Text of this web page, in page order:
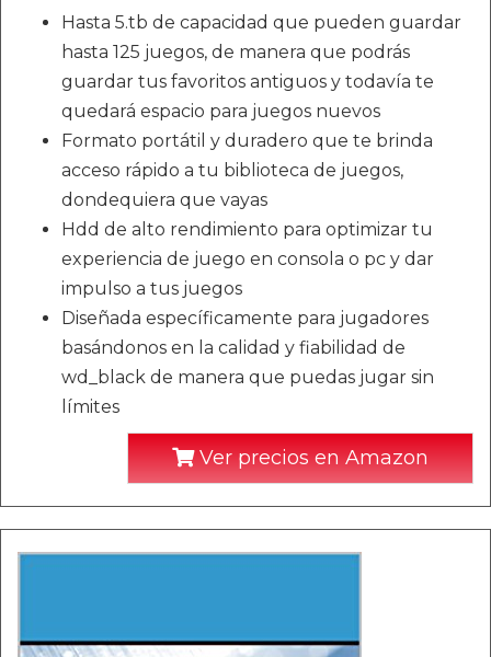
Hasta 5.tb de capacidad que pueden guardar
hasta 125 juegos, de manera que podrás
guardar tus favoritos antiguos y todavía te
quedará espacio para juegos nuevos
Formato portátil y duradero que te brinda
acceso rápido a tu biblioteca de juegos,
dondequiera que vayas
Hdd de alto rendimiento para optimizar tu
experiencia de juego en consola o pc y dar
impulso a tus juegos
Diseñada específicamente para jugadores
basándonos en la calidad y fiabilidad de
wd_black de manera que puedas jugar sin
límites
Ver precios en Amazon